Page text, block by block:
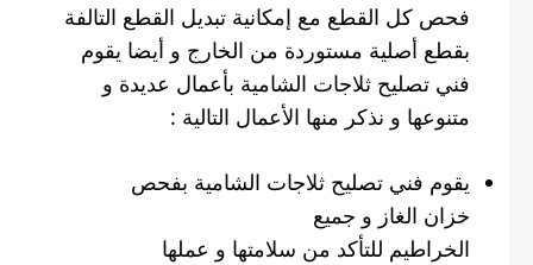
فحص كل القطع مع إمكانية تبديل القطع التالفة
بقطع أصلية مستوردة من الخارج و أيضا يقوم
فني تصليح ثلاجات الشامية بأعمال عديدة و
متنوعها و نذكر منها الأعمال التالية :
يقوم فني تصليح ثلاجات الشامية بفحص
خزان الغاز و جميع
الخراطيم للتأكد من سلامتها و عملها